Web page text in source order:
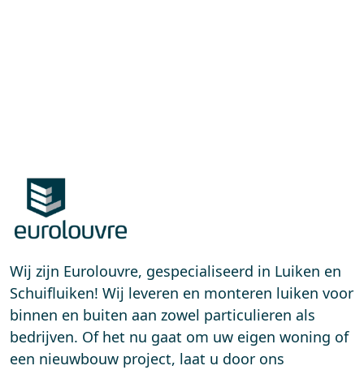
Wij zijn Eurolouvre, gespecialiseerd in Luiken en
Schuifluiken! Wij leveren en monteren luiken voor
binnen en buiten aan zowel particulieren als
bedrijven. Of het nu gaat om uw eigen woning of
een nieuwbouw project, laat u door ons